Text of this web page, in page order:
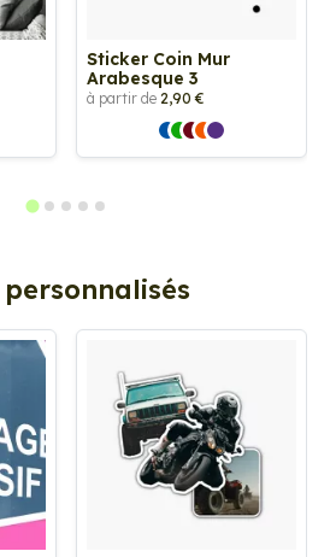
Sticker Coin Mur
Arabesque 3
à partir de 2,90 €